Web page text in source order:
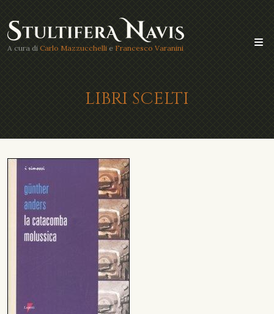
A cura di Carlo Mazzucchelli e Francesco Varanini
LIBRI SCELTI